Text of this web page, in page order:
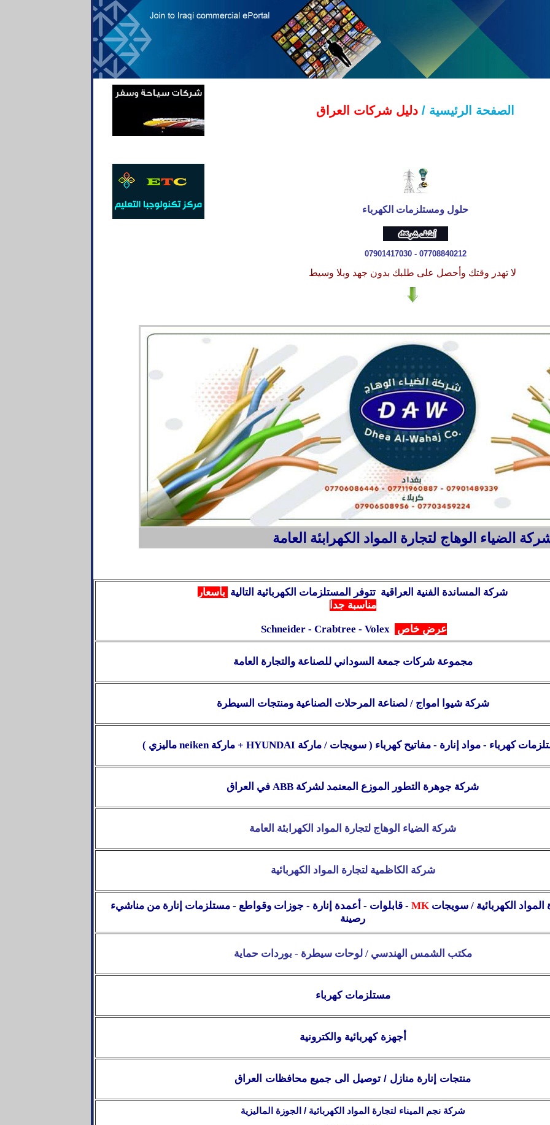
الصفحة الرئيسية / دليل شركات العراق
حلول ومستلزمات الكهرباء
07901417030 - 07708840212
لا تهدر وقتك وأحصل على طلبك بدون جهد وبلا وسيط
الضياء الوهاج لتجارة المواد الكهرابئة العامة
شركة المساندة الفنية العراقية تتوفر المستلزمات الكهربائية التالية بأسعار
مناسبة جداً
Schneider - Crabtree - Volex عرض خاص
مجموعة شركات جمعة السوداني للصناعة والتجارة العامة
شركة شيوا امواج / لصناعة المرحلات الصناعية ومنتجات السيطرة
لزمات كهرباء - مواد إنارة - مفاتيح كهرباء ( سويجات / ماركة HYUNDAI
+ ماركةneiken ماليزي )
شركة جوهرة التطور الموزع المعنمد لشركة ABB في العراق
شركة الضياء الوهاج لتجارة المواد الكهرابئة العامة
شركة الكاظمية لتجارة المواد الكهربائية
المواد الكهربائية / سويجاتMK - قابلوات - أعمدة إنارة - جوزات وقواطع - مستلزمات إنارة من مناشيء
رصينة
مكتب الشمس الهندسي / لوحات سيطرة - بوردات حماية
مستلزمات كهرباء
أجهزة كهربائية والكترونية
منتجات إنارة منازل / توصيل الى جميع محافظات العراق
شركة نجم الميناء لتجارة المواد الكهربائية / الجوزة الماليزية